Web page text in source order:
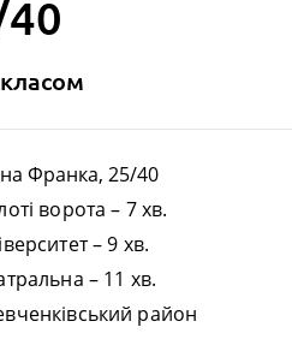
Франка, 25/40
ворота – 7 хв.
– 9 хв.
– 11 хв.
район